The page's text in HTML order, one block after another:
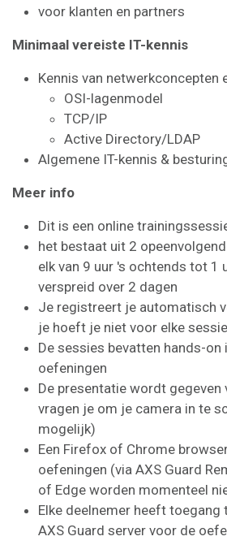
voor klanten en partners
Minimaal vereiste IT-kennis
Kennis van netwerkconcepten
OSI-lagenmodel
TCP/IP
Active Directory/LDAP
Algemene IT-kennis &
Meer info
Dit is een online
het bestaat uit 2
elk van 9 uur 's ochtends tot 1
verspreid over 2 dagen
Je registreert je automatisch
je hoeft je niet voor elke
De sessies bevatten hands-on
oefeningen
De presentatie wordt gegeven
vragen je om je camera in te
mogelijk)
Een Firefox of Chrome
oefeningen (via AXS Guard
of Edge worden momenteel
Elke deelnemer heeft
AXS Guard server voor de